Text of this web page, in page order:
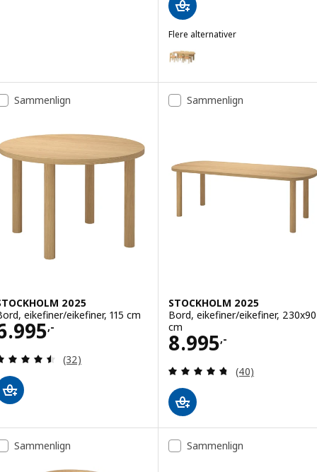
Flere alternativer
Alternativ: STOCKHOLM 2025
Alternativ: STOCKHOLM 2025
Alternativ: STOCKHOLM 2025
Sammenlign
2025
eikefiner/eikefiner, 115 cm
,-
6995,-
Gjennomgang: 4.5 av 5 stjerner. Samlede
(32)
Sammenlign
STOCKHOLM 2025
Bord, eikefiner/eikefiner, 230x90
cm
8.995,-
Pris 8995,-
Gjennomgang:
(40)
Sammenlign Sammenlign